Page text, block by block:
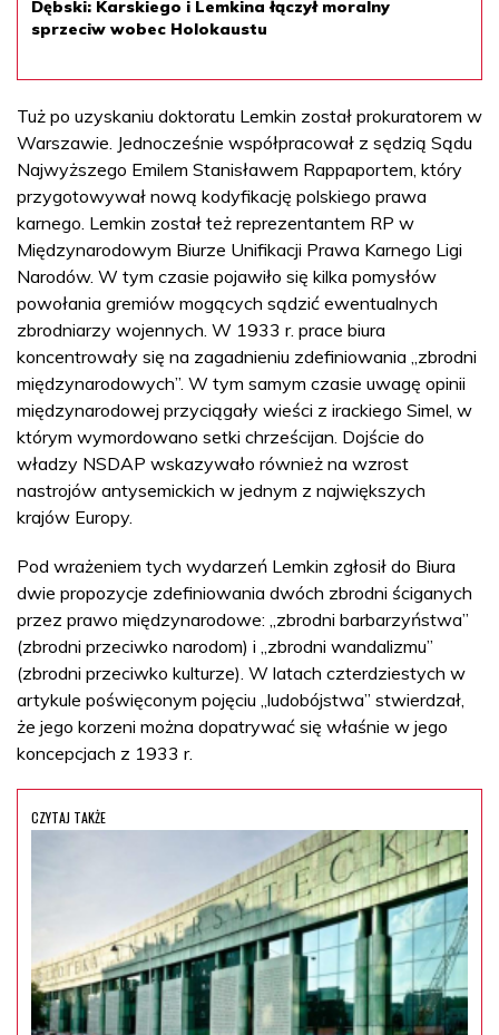
Dębski: Karskiego i Lemkina łączył moralny
sprzeciw wobec Holokaustu
Tuż po uzyskaniu doktoratu Lemkin został prokuratorem w
Warszawie. Jednocześnie współpracował z sędzią Sądu
Najwyższego Emilem Stanisławem Rappaportem, który
przygotowywał nową kodyfikację polskiego prawa
karnego. Lemkin został też reprezentantem RP w
Międzynarodowym Biurze Unifikacji Prawa Karnego Ligi
Narodów. W tym czasie pojawiło się kilka pomysłów
powołania gremiów mogących sądzić ewentualnych
zbrodniarzy wojennych. W 1933 r. prace biura
koncentrowały się na zagadnieniu zdefiniowania „zbrodni
międzynarodowych”. W tym samym czasie uwagę opinii
międzynarodowej przyciągały wieści z irackiego Simel, w
którym wymordowano setki chrześcijan. Dojście do
władzy NSDAP wskazywało również na wzrost
nastrojów antysemickich w jednym z największych
krajów Europy.
Pod wrażeniem tych wydarzeń Lemkin zgłosił do Biura
dwie propozycje zdefiniowania dwóch zbrodni ściganych
przez prawo międzynarodowe: „zbrodni barbarzyństwa”
(zbrodni przeciwko narodom) i „zbrodni wandalizmu”
(zbrodni przeciwko kulturze). W latach czterdziestych w
artykule poświęconym pojęciu „ludobójstwa” stwierdzał,
że jego korzeni można dopatrywać się właśnie w jego
koncepcjach z 1933 r.
CZYTAJ TAKŻE